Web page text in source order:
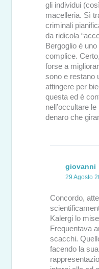
gli individui
macelleria. Sì
criminali
da ridicola
Bergoglio è
complice.
forse a
sono e restano
attingere per
questa ed è
nell’occultare
denaro che
giovanni
29 Agosto
Concordo,
Kalergi lo
Frequentava
scacchi.
facendo la